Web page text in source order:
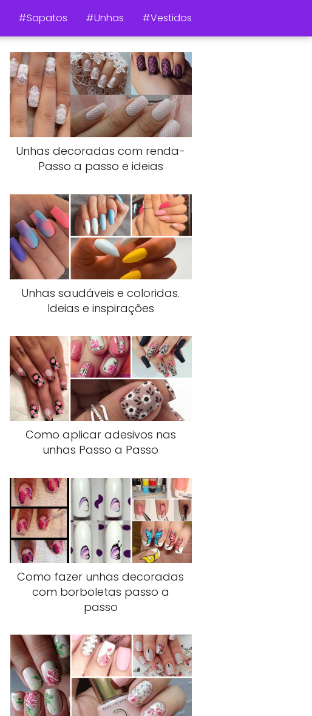
#Sapatos #Unhas #Vestidos
Unhas decoradas com renda-
Passo a passo e ideias
Unhas saudáveis e coloridas.
Ideias e inspirações
Como aplicar adesivos nas
unhas Passo a Passo
Como fazer unhas decoradas
com borboletas passo a
passo